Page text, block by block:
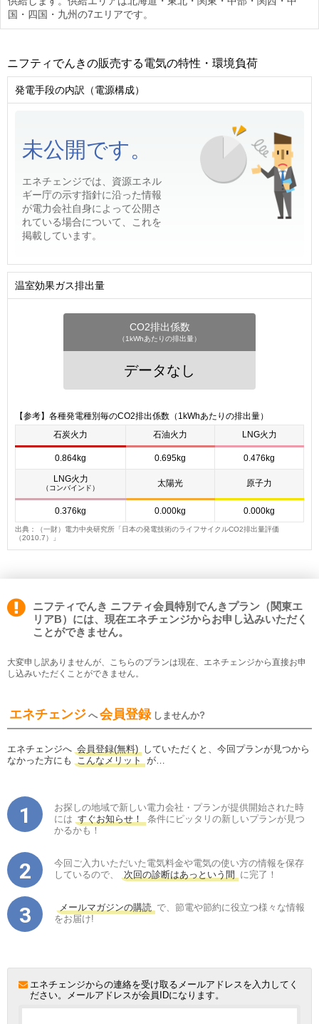
国・四国・九州の7エリアです。
ニフティでんきの販売する電気の特性・環境負荷
発電手段の内訳（電源構成）
未公開です。
エネチェンジでは、資源エネル
ギー庁の示す指針に沿った情報
が電力会社自身によって公開さ
れている場合について、これを
掲載しています。
温室効果ガス排出量
CO2排出係数
（1kWhあたりの排出量）
データなし
【参考】各種発電種別毎のCO2排出係数（1kWhあたりの排出量）
石炭火力
石油火力 LNG火力
0.864kg 0.695kg 0.476kg
LNG火力
（コンバインド） 太陽光 原子力
0.376kg 0.000kg 0.000kg
出典：（一財）電力中央研究所「日本の発電技術のライフサイクルCO2排出量評価
（2010.7）」
ニフティでんき ニフティ会員特別でんきプラン（関東エ
リアB）には、現在エネチェンジからお申し込みいただく
ことができません。
大変申し訳ありませんが、こちらのプランは現在、エネチェンジから直接お申
し込みいただくことができません。
エネチェンジ へ 会員登録 しませんか?
エネチェンジへ 会員登録(無料) していただくと、今回プランが見つから
なかった方にも
こんなメリット が…
お探しの地域で新しい電力会社・プランが提供開始された時
には すぐお知らせ！
条件にピッタリの新しいプランが見つ
かるかも！
今回ご入力いただいた電気料金や電気の使い方の情報を保存
しているので、
次回の診断はあっという間 に完了！
メールマガジンの購読 で、節電や節約に役立つ様々な情報
をお届け!
エネチェンジからの連絡を受け取るメールアドレスを入力してく
ださい。メールアドレスが会員IDになります。